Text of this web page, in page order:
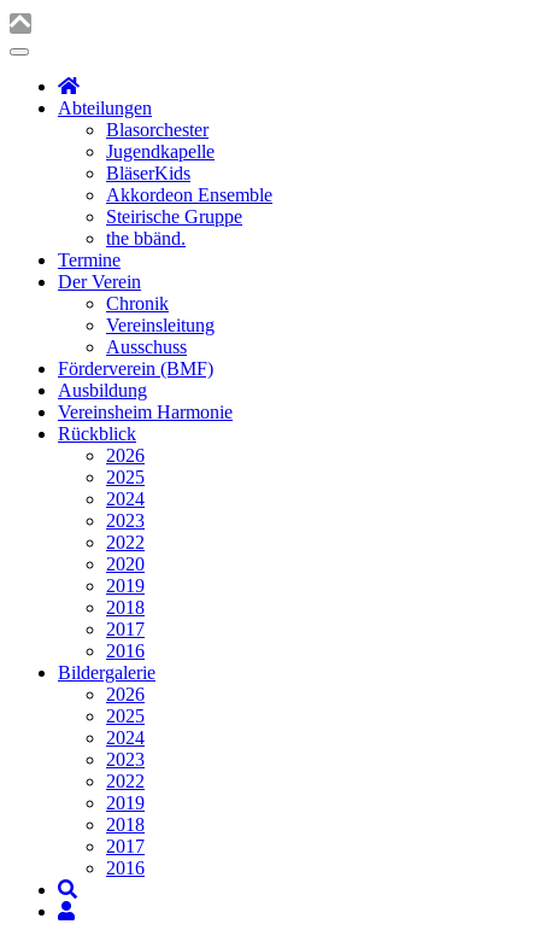
Abteilungen
Blasorchester
Jugendkapelle
BläserKids
Akkordeon Ensemble
Steirische Gruppe
the bbänd.
Termine
Der Verein
Chronik
Vereinsleitung
Ausschuss
Förderverein (BMF)
Ausbildung
Vereinsheim Harmonie
Rückblick
2026
2025
2024
2023
2022
2020
2019
2018
2017
2016
Bildergalerie
2026
2025
2024
2023
2022
2019
2018
2017
2016